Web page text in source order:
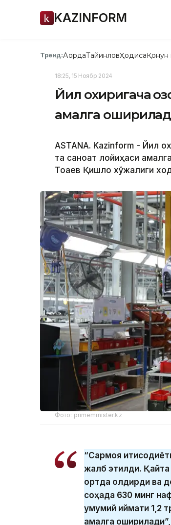
KAZINFORM
Тренд:АқордаТайинловҲодисаҚонун
18:25, 15 Ноябр 2024
Йил охиригача
амалга
ASTANA. Kazinform - Йил
та саноат лойиҳаси
Тоқаев Қишлоқ хўжалиги
Фото: primeminister.kz
“Сармоя
жалб этилди.
ортда қолдирди ва
соҳада 630 минг
умумий қиймати 1,2
амалга